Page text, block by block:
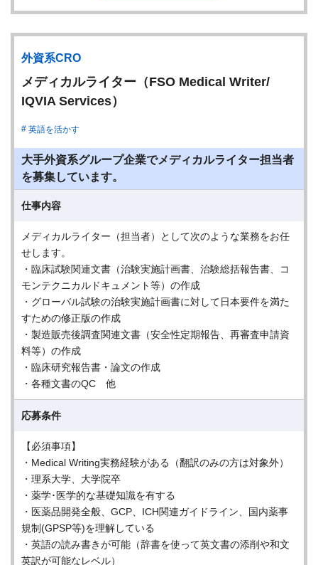
外資系CRO
メディカルライター（FSO Medical Writer/
IQVIA Services）
英語を活かす
大手外資系グループ企業でメディカルライター担当者
を募集しています。
仕事内容
メディカルライター（担当者）として次のような業務をお任
せします。
・臨床試験関連文書（治験実施計画書、治験総括報告書、コ
モンテクニカルドキュメント等）の作成
・グローバル試験の治験実施計画書に対して日本要件を満た
すための修正版の作成
・製造販売後調査関連文書（安全性定期報告、再審査申請資
料等）の作成
・臨床研究報告書・論文の作成
・各種文書のQC 他
応募条件
【必須事項】
・Medical Writing実務経験がある（翻訳のみの方は対象外）
・理系大学、大学院卒
・薬学･医学的な基礎知識を有する
・医薬品開発全般、GCP、ICH関連ガイドライン、国内薬事
規制(GPSP等)を理解している
・英語の読み書きが可能（辞書を使って英文書の添削や和文
英訳が可能なレベル）